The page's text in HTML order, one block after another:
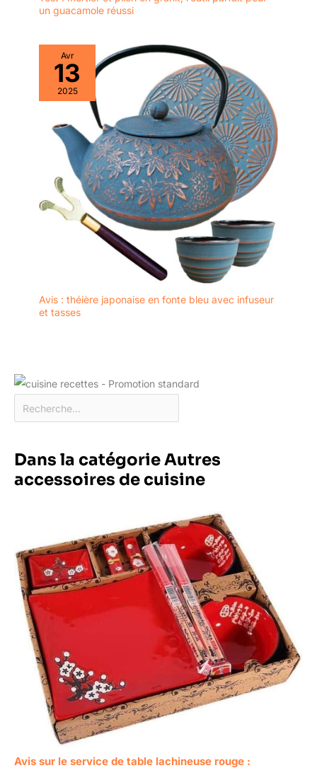
un guacamole réussi
Avr
13
2025
Avis : théière japonaise en fonte bleu avec infuseur
et tasses
Dans la catégorie Autres
accessoires de cuisine
Avis sur le service de table lachineuse rouge :